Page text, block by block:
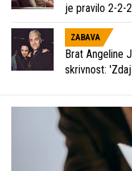
je pravilo 2-2-2
ZABAVA
Brat Angeline
skrivnost: